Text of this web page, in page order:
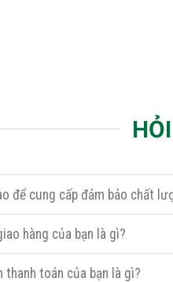
để cung cấp đảm bảo chất
hàng của bạn là gì?
thanh toán của bạn là gì?